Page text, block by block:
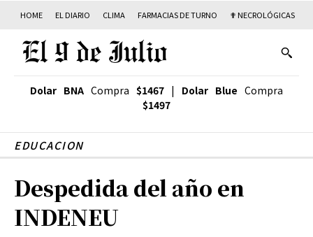
HOME EL DIARIO CLIMA FARMACIAS DE TURNO ✟ NECROLÓGICAS
Dolar BNA Compra $1467 | Dolar Blue Compra
$1497
EDUCACION
Despedida del año en
INDENEU